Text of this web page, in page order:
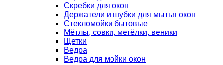
Скребки для окон
Держатели и шубки для мытья окон
Стекломойки бытовые
Мётлы, совки, метёлки, веники
Щетки
Ведра
Ведра для мойки окон